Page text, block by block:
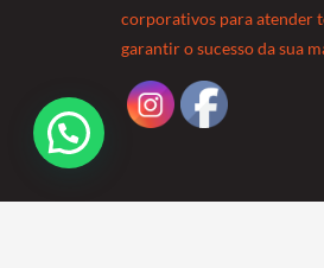
corporativos para atender
garantir o sucesso da sua